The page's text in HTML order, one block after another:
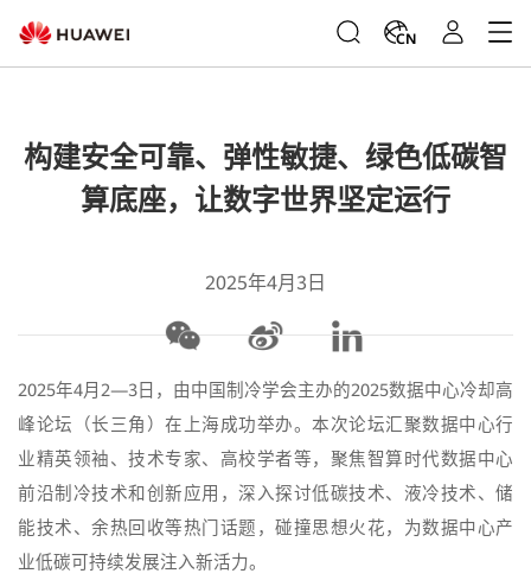
CN
构建安全可靠、弹性敏捷、绿色低碳智
算底座，让数字世界坚定运行
2025年4月3日
2025年4月2—3日，由中国制冷学会主办的2025数据中心冷却高
峰论坛（长三角）在上海成功举办。本次论坛汇聚数据中心行
业精英领袖、技术专家、高校学者等，聚焦智算时代数据中心
前沿制冷技术和创新应用，深入探讨低碳技术、液冷技术、储
能技术、余热回收等热门话题，碰撞思想火花，为数据中心产
业低碳可持续发展注入新活力。